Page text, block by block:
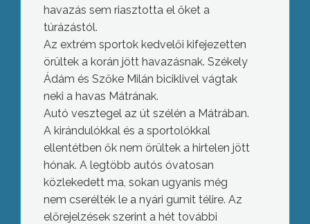
havazás sem riasztotta el őket a
túrázástól.
Az extrém sportok kedvelői kifejezetten
örültek a korán jött havazásnak. Székely
Ádám és Szőke Milán biciklivel vágtak
neki a havas Mátrának.
Autó vesztegel az út szélén a Mátrában.
A kirándulókkal és a sportolókkal
ellentétben ők nem örültek a hirtelen jött
hónak. A legtöbb autós óvatosan
közlekedett ma, sokan ugyanis még
nem cserélték le a nyári gumit télire. Az
előrejelzések szerint a hét további